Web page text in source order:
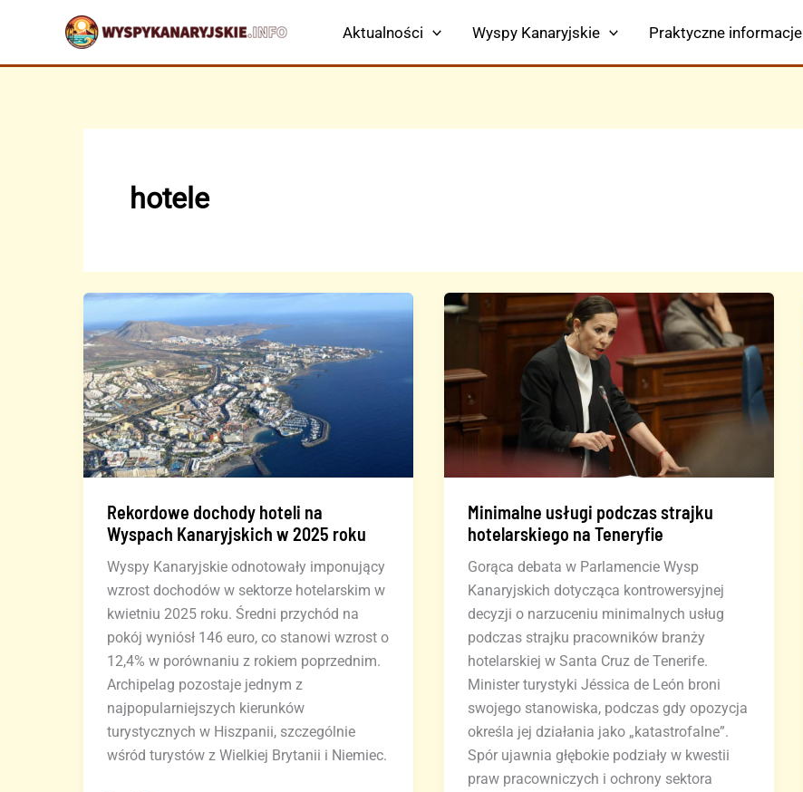
treści
Aktualności Wyspy Kanaryjskie Praktyczne informacje
hotele
Rekordowe dochody hoteli na
Wyspach Kanaryjskich w 2025 roku
Wyspy Kanaryjskie odnotowały imponujący
wzrost dochodów w sektorze hotelarskim w
kwietniu 2025 roku. Średni przychód na
pokój wyniósł 146 euro, co stanowi wzrost o
12,4% w porównaniu z rokiem poprzednim.
Archipelag pozostaje jednym z
najpopularniejszych kierunków
turystycznych w Hiszpanii, szczególnie
wśród turystów z Wielkiej Brytanii i Niemiec.
Minimalne usługi podczas strajku
hotelarskiego na Teneryfie
Gorąca debata w Parlamencie Wysp
Kanaryjskich dotycząca kontrowersyjnej
decyzji o narzuceniu minimalnych usług
podczas strajku pracowników branży
hotelarskiej w Santa Cruz de Tenerife.
Minister turystyki Jéssica de León broni
swojego stanowiska, podczas gdy opozycja
określa jej działania jako „katastrofalne”.
Spór ujawnia głębokie podziały w kwestii
praw pracowniczych i ochrony sektora